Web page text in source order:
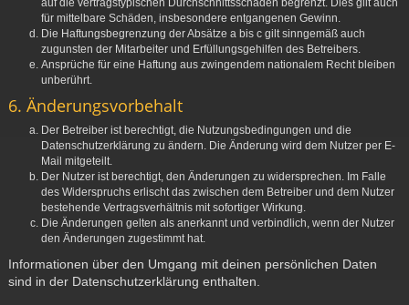
auf die vertragstypischen Durchschnittsschäden begrenzt. Dies gilt auch
für mittelbare Schäden, insbesondere entgangenen Gewinn.
Die Haftungsbegrenzung der Absätze a bis c gilt sinngemäß auch
zugunsten der Mitarbeiter und Erfüllungsgehilfen des Betreibers.
Ansprüche für eine Haftung aus zwingendem nationalem Recht bleiben
unberührt.
6. Änderungsvorbehalt
Der Betreiber ist berechtigt, die Nutzungsbedingungen und die
Datenschutzerklärung zu ändern. Die Änderung wird dem Nutzer per E-
Mail mitgeteilt.
Der Nutzer ist berechtigt, den Änderungen zu widersprechen. Im Falle
des Widerspruchs erlischt das zwischen dem Betreiber und dem Nutzer
bestehende Vertragsverhältnis mit sofortiger Wirkung.
Die Änderungen gelten als anerkannt und verbindlich, wenn der Nutzer
den Änderungen zugestimmt hat.
Informationen über den Umgang mit deinen persönlichen Daten
sind in der Datenschutzerklärung enthalten.